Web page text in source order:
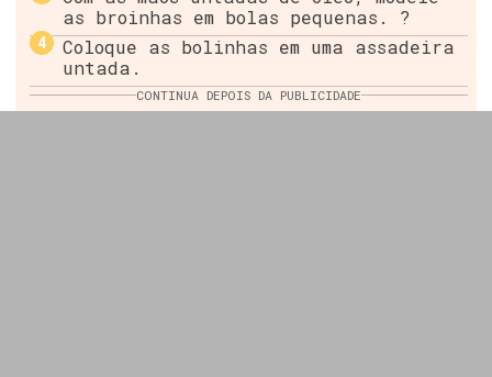
as broinhas em bolas pequenas. ?
Coloque as bolinhas em uma assadeira
untada.
CONTINUA DEPOIS DA PUBLICIDADE